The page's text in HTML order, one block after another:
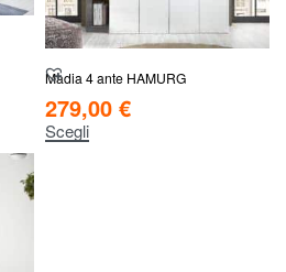
Madia 4 ante HAMURG
279,00 €
Scegli